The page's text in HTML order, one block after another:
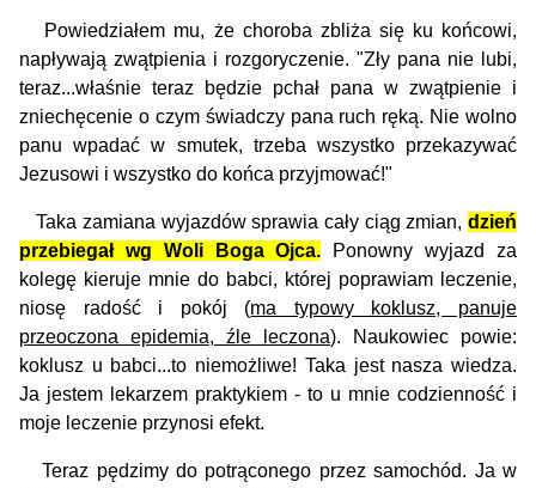
Powiedziałem mu, że choroba zbliża się ku końcowi,
napływają zwątpienia i rozgoryczenie. "Zły pana nie lubi,
teraz...właśnie teraz będzie pchał pana w zwątpienie i
zniechęcenie o czym świadczy pana ruch ręką. Nie wolno
panu wpadać w smutek, trzeba wszystko przekazywać
Jezusowi i wszystko do końca przyjmować!"
Taka zamiana wyjazdów sprawia cały ciąg zmian, dzień
przebiegał wg Woli Boga Ojca. Ponowny wyjazd za
kolegę kieruje mnie do babci, której poprawiam leczenie,
niosę radość i pokój (ma typowy koklusz, panuje
przeoczona epidemia, źle leczona). Naukowiec powie:
koklusz u babci...to niemożliwe! Taka jest nasza wiedza.
Ja jestem lekarzem praktykiem - to u mnie codzienność i
moje leczenie przynosi efekt.
Teraz pędzimy do potrąconego przez samochód. Ja w